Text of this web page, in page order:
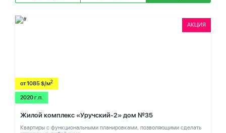
АКЦИЯ
от 1085 $/м2
2020 г.п.
Жилой комплекс «Уручский-2» дом №35
Квартиры с функциональными планировками, позволяющими сделать